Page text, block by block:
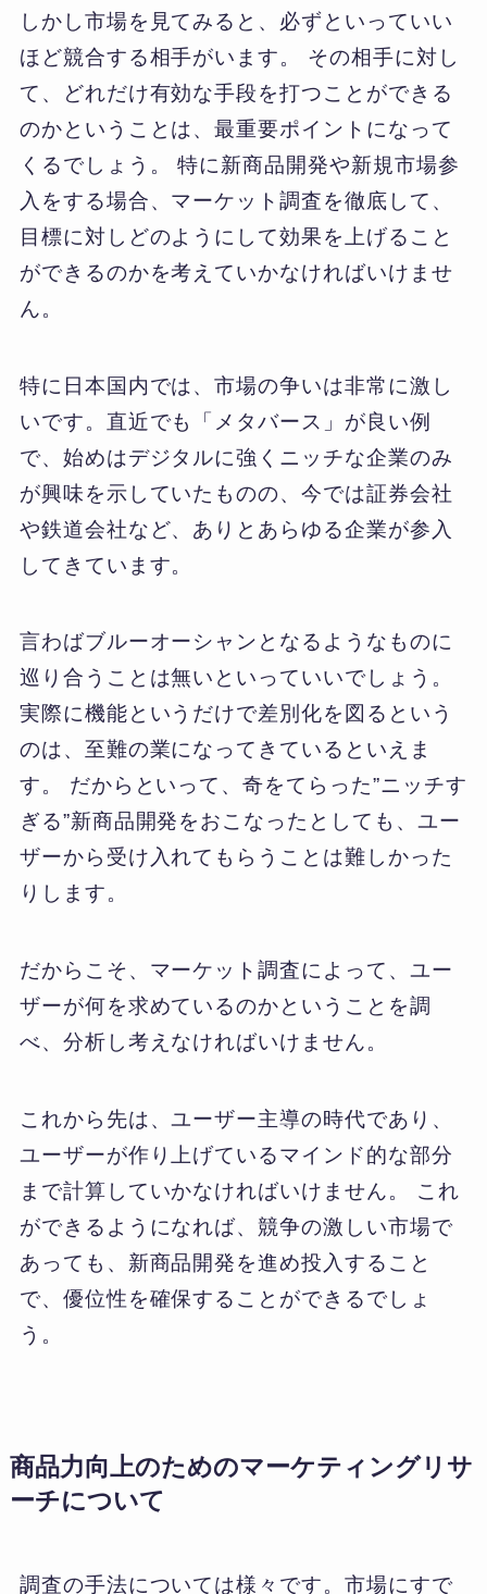
しかし市場を見てみると、必ずといっていい
ほど競合する相手がいます。 その相手に対し
て、どれだけ有効な手段を打つことができる
のかということは、最重要ポイントになって
くるでしょう。 特に新商品開発や新規市場参
入をする場合、マーケット調査を徹底して、
目標に対しどのようにして効果を上げること
ができるのかを考えていかなければいけませ
ん。
特に日本国内では、市場の争いは非常に激し
いです。直近でも「メタバース」が良い例
で、始めはデジタルに強くニッチな企業のみ
が興味を示していたものの、今では証券会社
や鉄道会社など、ありとあらゆる企業が参入
してきています。
言わばブルーオーシャンとなるようなものに
巡り合うことは無いといっていいでしょう。
実際に機能というだけで差別化を図るという
のは、至難の業になってきているといえま
す。 だからといって、奇をてらった”ニッチす
ぎる”新商品開発をおこなったとしても、ユー
ザーから受け入れてもらうことは難しかった
りします。
だからこそ、マーケット調査によって、ユー
ザーが何を求めているのかということを調
べ、分析し考えなければいけません。
これから先は、ユーザー主導の時代であり、
ユーザーが作り上げているマインド的な部分
まで計算していかなければいけません。 これ
ができるようになれば、競争の激しい市場で
あっても、新商品開発を進め投入すること
で、優位性を確保することができるでしょ
う。
商品力向上のためのマーケティングリサ
ーチについて
調査の手法については様々です。市場にすで